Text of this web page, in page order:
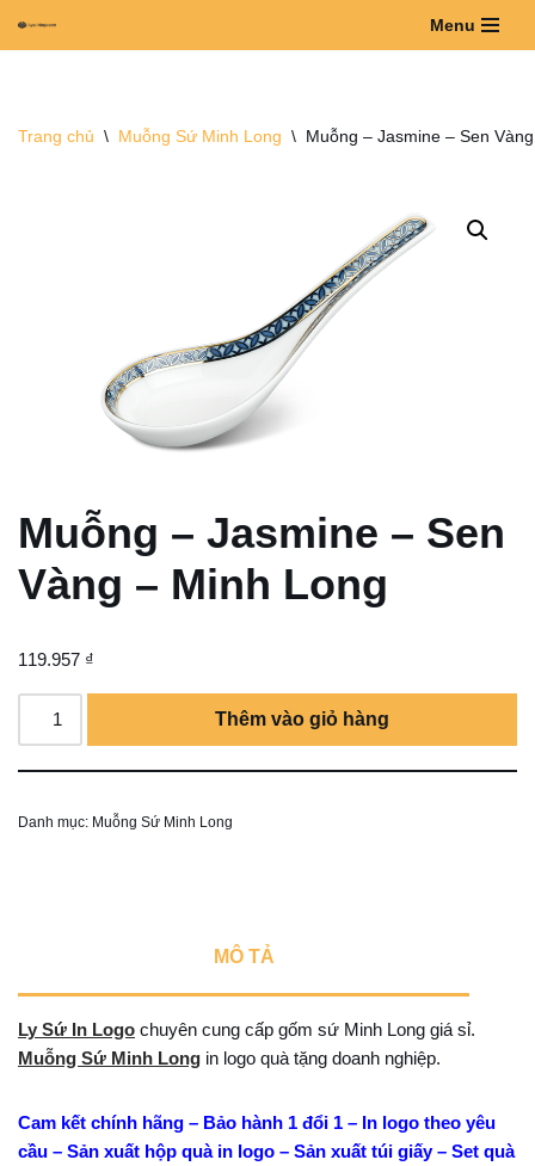
dung
Menu
Trang chủ \ Muỗng Sứ Minh Long \ Muỗng – Jasmine – Sen
Muỗng – Jasmine – Sen
Vàng – Minh Long
119.957 ₫
Thêm vào giỏ hàng
Danh mục: Muỗng Sứ Minh Long
MÔ TẢ
Ly Sứ In Logo chuyên cung cấp gốm sứ Minh Long giá sỉ.
Muỗng Sứ Minh Long in logo quà tặng doanh nghiệp.
Cam kết chính hãng – Bảo hành 1 đổi 1 – In logo theo yêu
cầu – Sản xuất hộp quà in logo – Sản xuất túi giấy – Set quà